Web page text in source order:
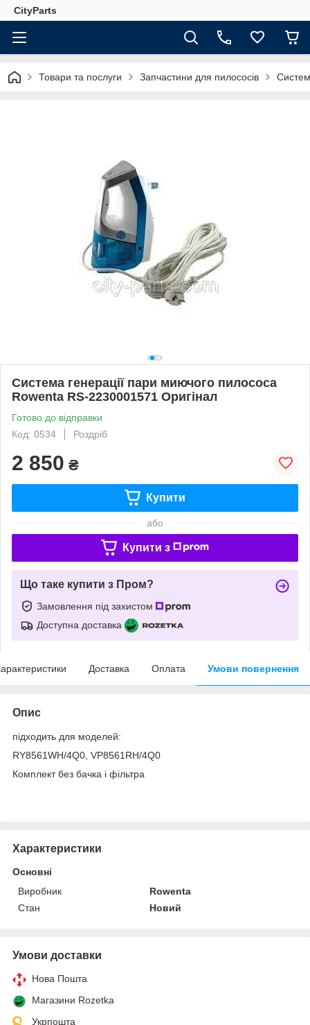
CityParts
Товари та послуги Запчастини для пилососів
Система генерації пари миючого пилососа
Rowenta RS-2230001571 Оригінал
Готово до відправки
Код: 0534
Роздріб
2 850 ₴
Купити
або
Купити з
Що таке купити з Пром?
Замовлення під захистом
Доступна доставка
Доставка Оплата Умови повернення
Опис
підходить для моделей:
RY8561WH/4Q0, VP8561RH/4Q0
Комплект без бачка і фільтра
Характеристики
Основні
Виробник
Rowenta
Стан
Новий
Умови доставки
Нова Пошта
Магазини Rozetka
Укрпошта